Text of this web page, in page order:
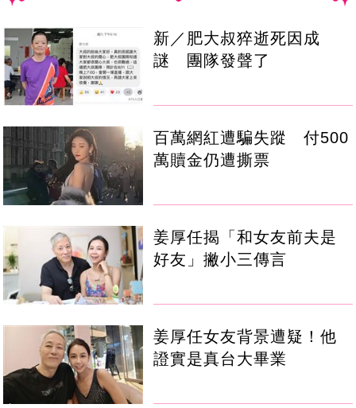
新／肥大叔猝逝死因成
謎 團隊發聲了
百萬網紅遭騙失蹤 付500
萬贖金仍遭撕票
姜厚任揭「和女友前夫是
好友」撇小三傳言
姜厚任女友背景遭疑！他
證實是真台大畢業